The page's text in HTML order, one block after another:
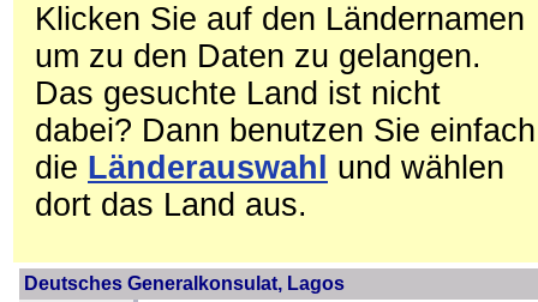
Klicken Sie auf den Ländernamen
um zu den Daten zu gelangen.
Das gesuchte Land ist nicht
dabei? Dann benutzen Sie einfach
die Länderauswahl
und wählen
dort das Land aus.
Deutsches Generalkonsulat, Lagos